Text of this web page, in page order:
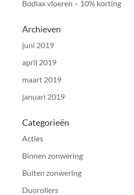
Bodiax vloeren – 10% korting
Archieven
juni 2019
april 2019
maart 2019
januari 2019
Categorieën
Acties
Binnen zonwering
Buiten zonwering
Duorollers